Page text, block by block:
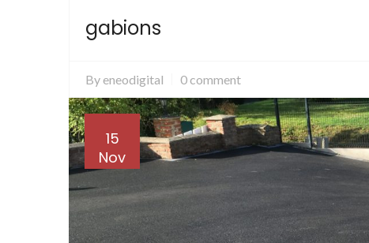
gabions
By eneodigital 0 comment
15
Nov